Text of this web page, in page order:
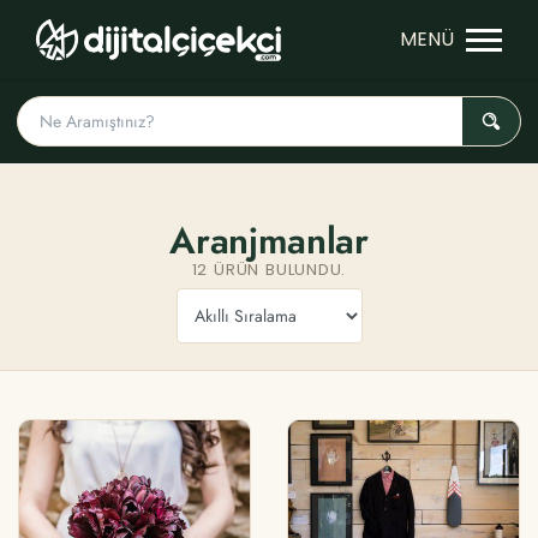
12 ÜRÜN BULUNDU.
Aranjmanlar